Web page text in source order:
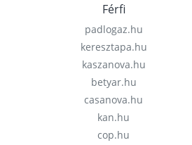
Férfi
padlogaz.hu
keresztapa.hu
kaszanova.hu
betyar.hu
casanova.hu
kan.hu
cop.hu